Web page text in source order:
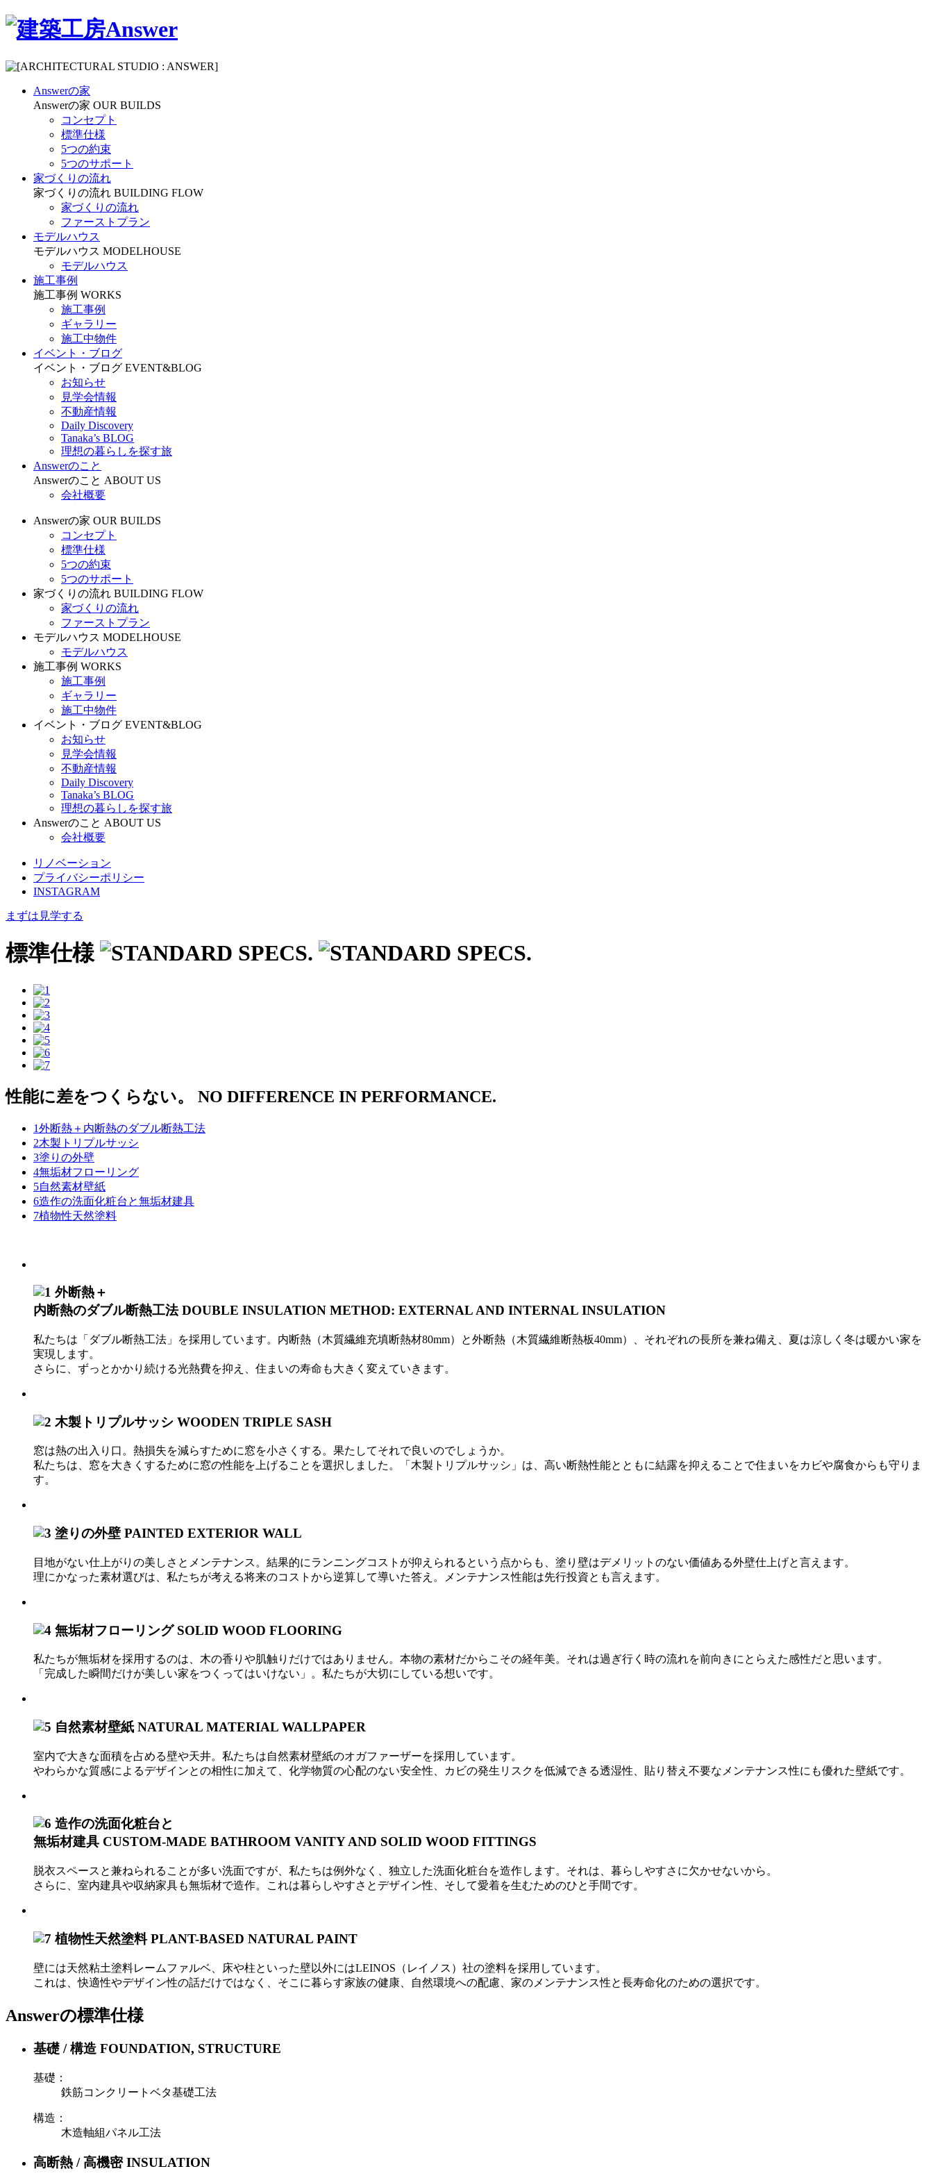
Answerの家
Answerの家 OUR BUILDS
コンセプト
標準仕様
5つの約束
5つのサポート
家づくりの流れ
家づくりの流れ BUILDING FLOW
家づくりの流れ
ファーストプラン
モデルハウス
モデルハウス MODELHOUSE
モデルハウス
施工事例
施工事例 WORKS
施工事例
ギャラリー
施工中物件
イベント・ブログ
イベント・ブログ EVENT&BLOG
お知らせ
見学会情報
不動産情報
Daily Discovery
Tanaka’s BLOG
理想の暮らしを探す旅
Answerのこと
Answerのこと ABOUT US
会社概要
Answerの家 OUR BUILDS
コンセプト
標準仕様
5つの約束
5つのサポート
家づくりの流れ BUILDING FLOW
家づくりの流れ
ファーストプラン
モデルハウス MODELHOUSE
モデルハウス
施工事例 WORKS
施工事例
ギャラリー
施工中物件
イベント・ブログ EVENT&BLOG
お知らせ
見学会情報
不動産情報
Daily Discovery
Tanaka’s BLOG
理想の暮らしを探す旅
Answerのこと ABOUT US
会社概要
リノベーション
プライバシーポリシー
INSTAGRAM
まずは見学する
標準仕様
性能に差をつくらない。 NO DIFFERENCE IN PERFORMANCE.
1外断熱＋内断熱のダブル断熱工法
2木製トリプルサッシ
3塗りの外壁
4無垢材フローリング
5自然素材壁紙
6造作の洗面化粧台と無垢材建具
7植物性天然塗料
外断熱＋
内断熱のダブル断熱工法 DOUBLE INSULATION METHOD: EXTERNAL AND INTERNAL INSULATION
私たちは「ダブル断熱工法」を採用しています。内断熱（木質繊維充填断熱材80mm）と外断熱（木質繊維断熱板40mm）、それぞれの長所を兼ね備え、夏は涼しく冬は暖かい家を
実現します。
さらに、ずっとかかり続ける光熱費を抑え、住まいの寿命も大きく変えていきます。
木製トリプルサッシ WOODEN TRIPLE SASH
窓は熱の出入り口。熱損失を減らすために窓を小さくする。果たしてそれで良いのでしょうか。
私たちは、窓を大きくするために窓の性能を上げることを選択しました。「木製トリプルサッシ」は、高い断熱性能とともに結露を抑えることで住まいをカビや腐食からも守りま
す。
塗りの外壁 PAINTED EXTERIOR WALL
目地がない仕上がりの美しさとメンテナンス。結果的にランニングコストが抑えられるという点からも、塗り壁はデメリットのない価値ある外壁仕上げと言えます。
理にかなった素材選びは、私たちが考える将来のコストから逆算して導いた答え。メンテナンス性能は先行投資とも言えます。
無垢材フローリング SOLID WOOD FLOORING
私たちが無垢材を採用するのは、木の香りや肌触りだけではありません。本物の素材だからこその経年美。それは過ぎ行く時の流れを前向きにとらえた感性だと思います。
「完成した瞬間だけが美しい家をつくってはいけない」。私たちが大切にしている想いです。
自然素材壁紙 NATURAL MATERIAL WALLPAPER
室内で大きな面積を占める壁や天井。私たちは自然素材壁紙のオガファーザーを採用しています。
やわらかな質感によるデザインとの相性に加えて、化学物質の心配のない安全性、カビの発生リスクを低減できる透湿性、貼り替え不要なメンテナンス性にも優れた壁紙です。
造作の洗面化粧台と
無垢材建具 CUSTOM-MADE BATHROOM VANITYAND SOLID WOOD FITTINGS
脱衣スペースと兼ねられることが多い洗面ですが、私たちは例外なく、独立した洗面化粧台を造作します。それは、暮らしやすさに欠かせないから。
さらに、室内建具や収納家具も無垢材で造作。これは暮らしやすさとデザイン性、そして愛着を生むためのひと手間です。
植物性天然塗料 PLANT-BASED NATURAL PAINT
壁には天然粘土塗料レームファルベ、床や柱といった壁以外にはLEINOS（レイノス）社の塗料を採用しています。
これは、快適性やデザイン性の話だけではなく、そこに暮らす家族の健康、自然環境への配慮、家のメンテナンス性と長寿命化のための選択です。
Answerの標準仕様
基礎 / 構造 FOUNDATION, STRUCTURE
基礎：
鉄筋コンクリートベタ基礎工法
構造：
木造軸組パネル工法
高断熱 / 高機密 INSULATION